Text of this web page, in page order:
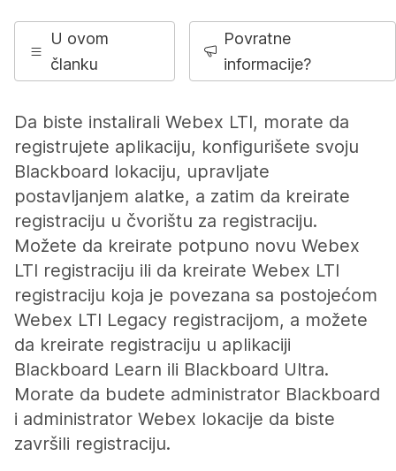
U ovom
članku
Povratne
informacije?
Da biste instalirali Webex LTI, morate da
registrujete aplikaciju, konfigurišete svoju
Blackboard lokaciju, upravljate
postavljanjem alatke, a zatim da kreirate
registraciju u čvorištu za registraciju.
Možete da kreirate potpuno novu Webex
LTI registraciju ili da kreirate Webex LTI
registraciju koja je povezana sa postojećom
Webex LTI Legacy registracijom, a možete
da kreirate registraciju u aplikaciji
Blackboard Learn ili Blackboard Ultra.
Morate da budete administrator Blackboard
i administrator Webex lokacije da biste
završili registraciju.